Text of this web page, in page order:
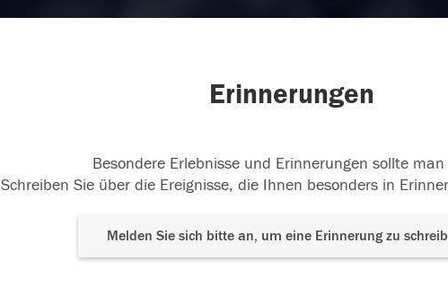
Erinnerungen
Besondere Erlebnisse und Erinnerungen sollte
Schreiben Sie über die Ereignisse, die Ihnen besonders in
Melden Sie sich bitte an, um eine Erinnerung zu